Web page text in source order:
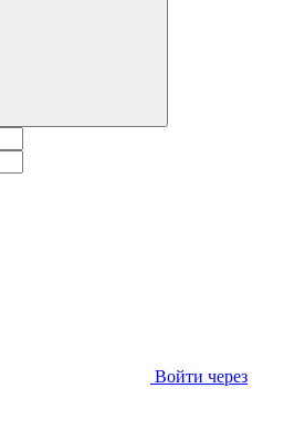
Войти через